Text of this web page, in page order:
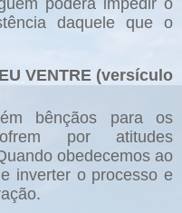
poderá impedir o
daquele que o
VENTRE (versículo
bênçãos para os
por atitudes
obedecemos ao
inverter o processo e